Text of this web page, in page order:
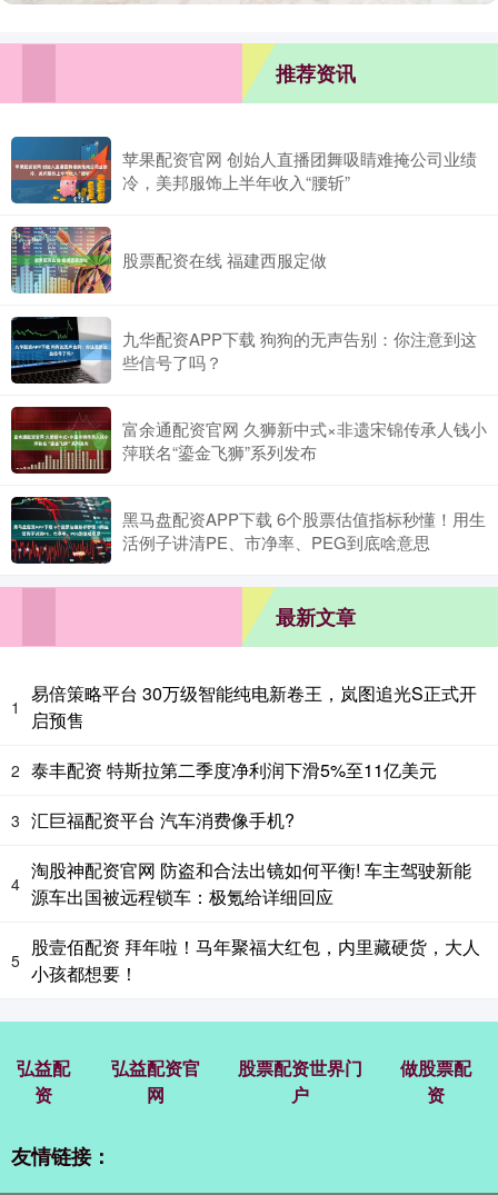
推荐资讯
苹果配资官网 创始人直播团舞吸睛难掩公司业绩
冷，美邦服饰上半年收入“腰斩”
股票配资在线 福建西服定做
九华配资APP下载 狗狗的无声告别：你注意到这
些信号了吗？
富余通配资官网 久狮新中式×非遗宋锦传承人钱小
萍联名“鎏金飞狮”系列发布
黑马盘配资APP下载 6个股票估值指标秒懂！用生
活例子讲清PE、市净率、PEG到底啥意思
最新文章
1
易倍策略平台 30万级智能纯电新卷王，岚图追光S正式开
启预售
2 泰丰配资 特斯拉第二季度净利润下滑5%至11亿美元
3 汇巨福配资平台 汽车消费像手机?
4
淘股神配资官网 防盗和合法出镜如何平衡! 车主驾驶新能
源车出国被远程锁车：极氪给详细回应
5
股壹佰配资 拜年啦！马年聚福大红包，内里藏硬货，大人
小孩都想要！
弘益配
资
弘益配资官
网
股票配资世界门
户
做股票配
资
友情链接：